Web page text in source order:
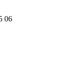
06